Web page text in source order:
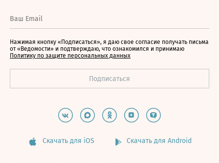
Нажимая кнопку «Подписаться», я даю свое согласие получать письма
от «Ведомости» и подтверждаю, что ознакомился и принимаю
Политику по защите персональных данных
Скачать для iOS Скачать для Android